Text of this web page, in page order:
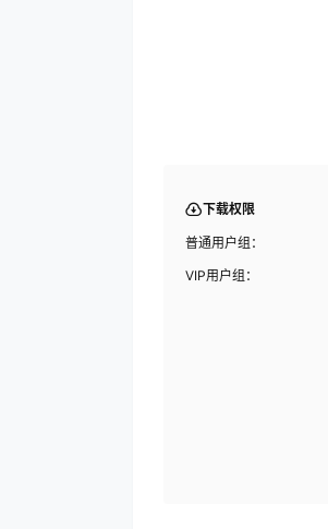
下载权限
普通用户组：
VIP用户组：